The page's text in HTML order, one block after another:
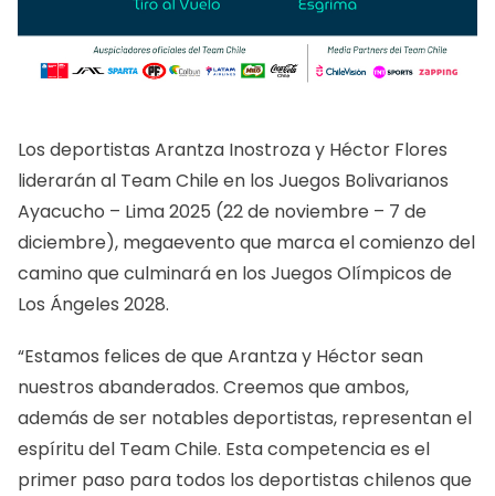
Los deportistas Arantza Inostroza y Héctor Flores
liderarán al Team Chile en los Juegos Bolivarianos
Ayacucho – Lima 2025 (22 de noviembre – 7 de
diciembre), megaevento que marca el comienzo del
camino que culminará en los Juegos Olímpicos de
Los Ángeles 2028.
“Estamos felices de que Arantza y Héctor sean
nuestros abanderados. Creemos que ambos,
además de ser notables deportistas, representan el
espíritu del Team Chile. Esta competencia es el
primer paso para todos los deportistas chilenos que